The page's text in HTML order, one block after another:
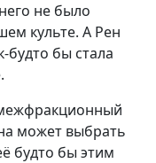
не было
культе. А Рен
бы стала
может выбрать
будто бы этим